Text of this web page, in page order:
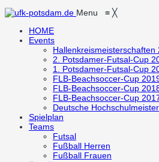
Menu ≡ ╳
HOME
Events
Hallenkreismeisterschaften
2. Potsdamer-Futsal-Cup
1. Potsdamer-Futsal-Cup
FLB-Beachsoccer-Cup
FLB-Beachsoccer-Cup
FLB-Beachsoccer-Cup
Deutsche
Spielplan
Teams
Futsal
Fußball Herren
Fußball Frauen